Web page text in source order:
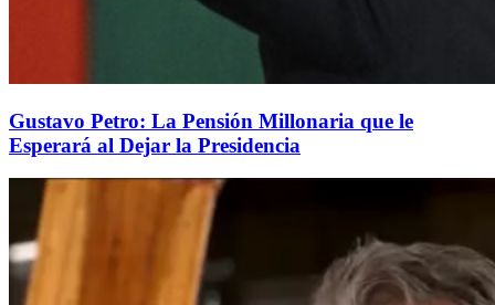
Gustavo Petro: La Pensión Millonaria que le
Esperará al Dejar la Presidencia